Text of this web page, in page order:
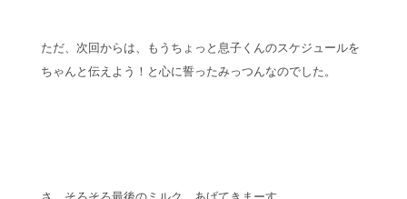
ただ、次回からは、もうちょっと息子くんのスケジュールを
ちゃんと伝えよう！と心に誓ったみっつんなのでした。